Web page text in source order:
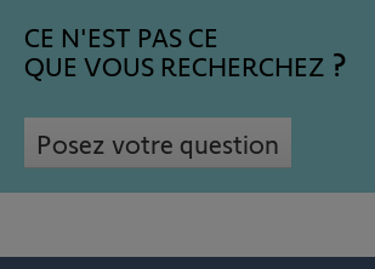
CE N'EST PAS CE
QUE VOUS RECHERCHEZ
Posez votre question